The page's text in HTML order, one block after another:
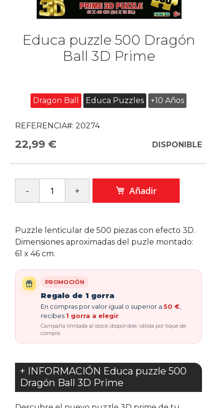
Educa puzzle 500 Dragón
Ball 3D Prime
Dragon Ball Educa Puzzles +10 Años
REFERENCIA#: 20274
22,99 € DISPONIBLE
Añadir
Puzzle lenticular de 500 piezas con efecto 3D.
Dimensiones aproximadas del puzle montado:
61 x 46 cm.
PROMOCIÓN
Regalo de 1 gorra
En compras por valor igual o superior a 50 €
recibes 1 gorra a elegir
Campaña limitada al stock disponible, válida por tique de
compra.
+ INFORMACIÓN Educa puzzle 500
Dragón Ball 3D Prime